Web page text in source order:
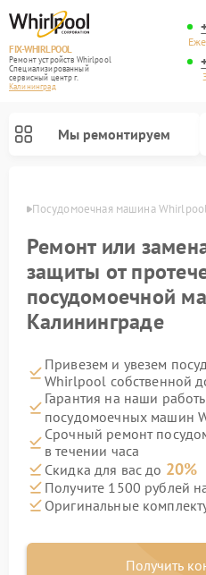
FIX-WHIRLPOOL
Ремонт устройств Whirlpool
Специализированный
cервисный центр г.
Калининград
Мы ремонтируем
Посудомоечная машина
Ремонт или
защиты от
посудомоечной
Калининграде
Привезем и увезем
Whirlpool собственной
Гарантия на наши
посудомоечных машин
Срочный ремонт
в течении часа
Скидка для вас до 20%
Получите 1500 рублей
Оригинальные
Получить